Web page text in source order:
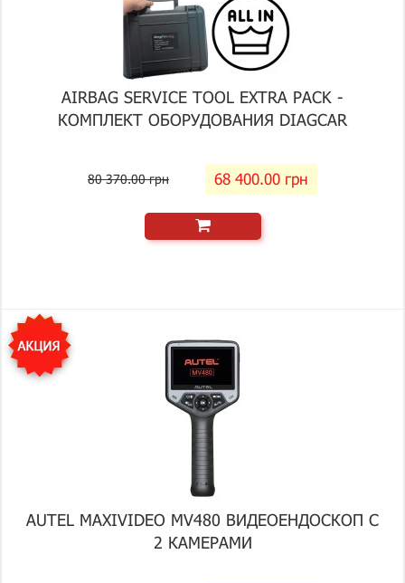
AIRBAG SERVICE TOOL EXTRA PACK -
КОМПЛЕКТ ОБОРУДОВАНИЯ DIAGCAR
80 370.00 грн 68 400.00 грн
AUTEL MAXIVIDEO MV480 ВИДЕОЕНДОСКОП С
2 КАМЕРАМИ